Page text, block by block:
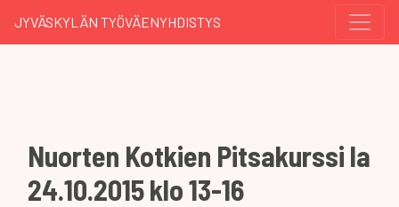
JYVÄSKYLÄN TYÖVÄENYHDISTYS
Nuorten Kotkien Pitsakurssi la
24.10.2015 klo 13-16